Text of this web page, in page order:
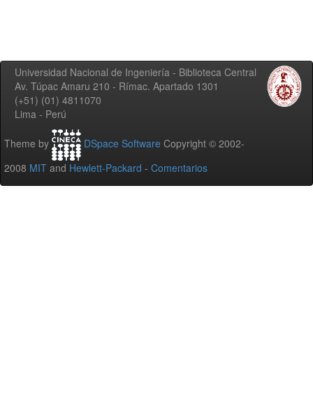
Universidad Nacional de Ingeniería - Biblioteca Central
Av. Túpac Amaru 210 - Rímac. Apartado 1301
(+51) (01) 4811070
Lima - Perú
Theme by DSpace Software Copyright © 2002-
2008 MIT and Hewlett-Packard - Comentarios